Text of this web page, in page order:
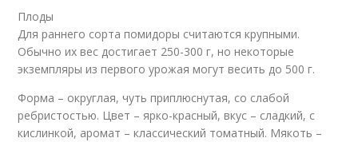
Плоды
Для раннего сорта помидоры считаются крупными.
Обычно их вес достигает 250-300 г, но некоторые
экземпляры из первого урожая могут весить до 500 г.
Форма – округлая, чуть приплюснутая, со слабой
ребристостью. Цвет – ярко-красный, вкус – сладкий, с
кислинкой, аромат – классический томатный. Мякоть –